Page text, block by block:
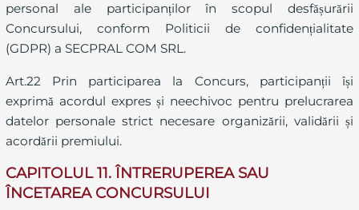
personal ale participanților în scopul desfășurării
Concursului, conform Politicii de confidențialitate
(GDPR) a SECPRAL COM SRL.
Art.22 Prin participarea la Concurs, participanții își
exprimă acordul expres și neechivoc pentru prelucrarea
datelor personale strict necesare organizării, validării și
acordării premiului.
CAPITOLUL 11. ÎNTRERUPEREA SAU
ÎNCETAREA CONCURSULUI